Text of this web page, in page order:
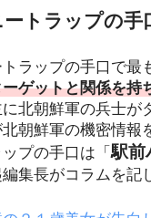
トラップの手
ラップの手口で最
ゲットと関係を持
北朝鮮軍の兵士
朝鮮軍の機密情報
プの手口は「駅前
集長がコラムを記